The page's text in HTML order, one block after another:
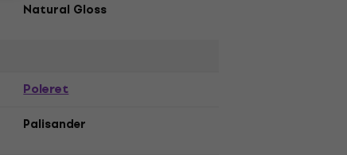
Natural Gloss
Poleret
Palisander